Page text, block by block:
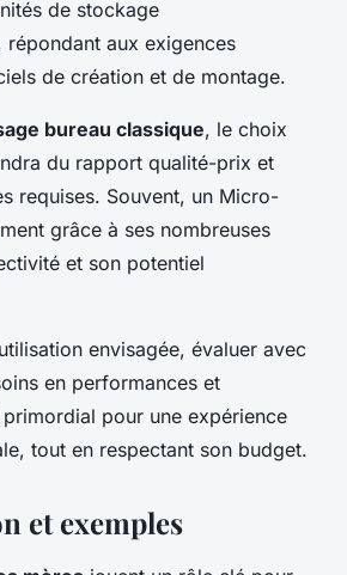
de stockage
répondant aux exigences
de création et de montage.
bureau classique, le choix
du rapport qualité-prix et
requises. Souvent, un Micro-
grâce à ses nombreuses
et son potentiel
envisagée, évaluer avec
en performances et
pour une expérience
tout en respectant son budget.
et exemples